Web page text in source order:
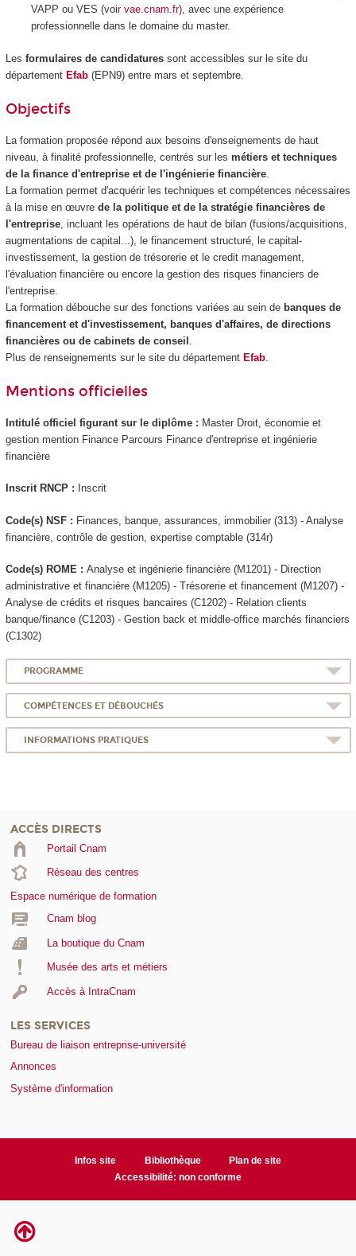
VAPP ou VES (voir vae.cnam.fr), avec une expérience
professionnelle dans le domaine du master.
Les formulaires de candidaturessont accessibles sur le site du
département Efab(EPN9) entre mars et septembre.
Objectifs
La formation proposée répond aux besoins d'enseignements de haut
niveau, à finalité professionnelle, centrés sur les métiers et techniques
de la finance d'entreprise et de l'ingénierie financière.
La formation permet d'acquérir les techniques et compétences nécessaires
à la mise en œuvre de la politique et de la stratégie financières de
l'entreprise, incluant les opérations de haut de bilan (fusions/acquisitions,
augmentations de capital...), le financement structuré, le capital-
investissement, la gestion de trésorerie et le credit management,
l'évaluation financière ou encore la gestion des risques financiers de
l'entreprise.
La formation débouche sur des fonctions variées au sein de banques de
financement et d'investissement, banques d'affaires, de directions
financières ou de cabinets de conseil
Plus de renseignements sur le site du département Efab.
Mentions officielles
Intitulé officiel figurant sur le diplôme : Master Droit, économie et
gestion mention Finance Parcours Finance d'entreprise et ingénierie
financière
Inscrit RNCP : Inscrit
Code(s) NSF : Finances, banque, assurances, immobilier (313) - Analyse
financière, contrôle de gestion, expertise comptable (314r)
Code(s) ROME : Analyse et ingénierie financière (M1201) - Direction
administrative et financière (M1205) - Trésorerie et financement (M1207) -
Analyse de crédits et risques bancaires (C1202) - Relation clients
banque/finance (C1203) - Gestion back et middle-office marchés financiers
(C1302)
PROGRAMME
COMPÉTENCES ET DÉBOUCHÉS
INFORMATIONS PRATIQUES
ACCÈS DIRECTS
Portail Cnam
Réseau des centres
Espace numérique de formation
Cnam blog
La boutique du Cnam
Musée des arts et métiers
Accès à IntraCnam
LES SERVICES
Bureau de liaison entreprise-université
Annonces
Système d'information
Infos site Bibliothèque
Plan de site
Accessibilité: non conforme